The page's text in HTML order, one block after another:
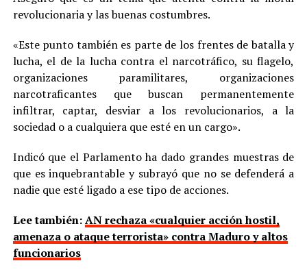
revolucionaria y las buenas costumbres.
«Este punto también es parte de los frentes de batalla y
lucha, el de la lucha contra el narcotráfico, su flagelo,
organizaciones paramilitares, organizaciones
narcotraficantes que buscan permanentemente
infiltrar, captar, desviar a los revolucionarios, a la
sociedad o a cualquiera que esté en un cargo».
Indicó que el Parlamento ha dado grandes muestras de
que es inquebrantable y subrayó que no se defenderá a
nadie que esté ligado a ese tipo de acciones.
Lee también:AN rechaza «cualquier acción hostil,
amenaza o ataque terrorista» contra Maduro y altos
funcionarios